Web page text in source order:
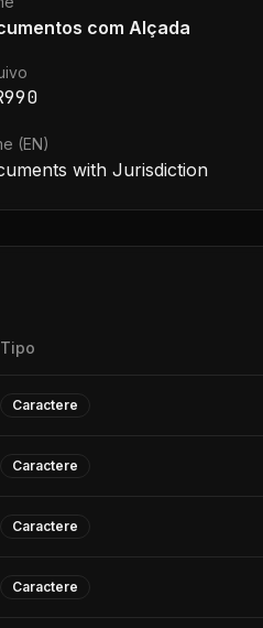
com Alçada
(EN)
with Jurisdiction
Tipo
Caractere
Caractere
Caractere
Caractere